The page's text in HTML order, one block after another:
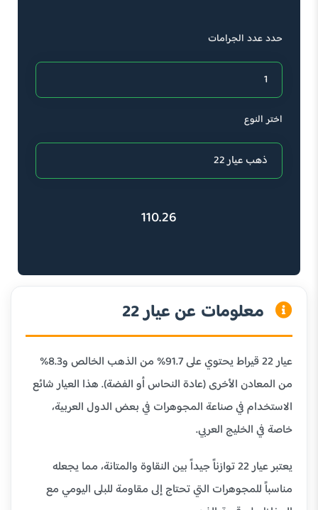
حدد عدد الجرامات
اختر النوع
110.26
معلومات عن عيار 22
عيار 22 قيراط يحتوي على 91.7% من الذهب الخالص و8.3%
من المعادن الأخرى (عادة النحاس أو الفضة). هذا العيار شائع
الاستخدام في صناعة المجوهرات في بعض الدول العربية،
خاصة في الخليج العربي.
يعتبر عيار 22 توازناً جيداً بين النقاوة والمتانة، مما يجعله
مناسباً للمجوهرات التي تحتاج إلى مقاومة للبلى اليومي مع